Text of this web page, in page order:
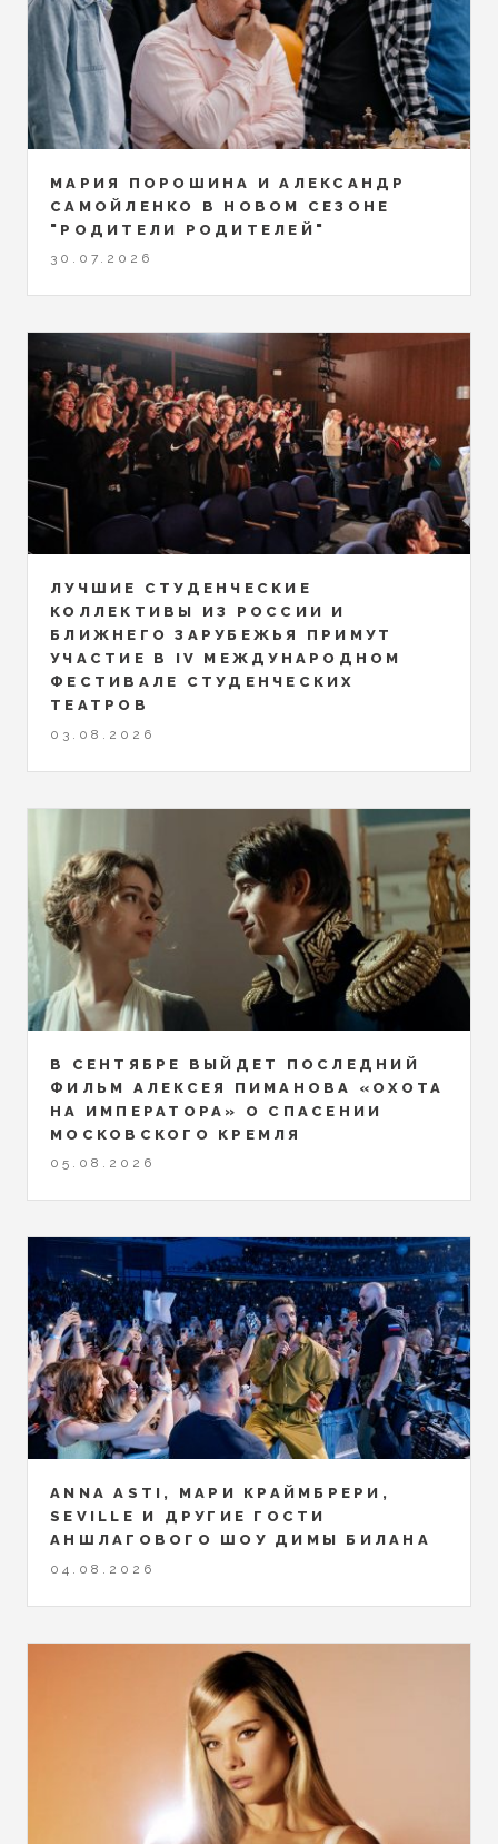
МАРИЯ ПОРОШИНА И АЛЕКСАНДР
САМОЙЛЕНКО В НОВОМ СЕЗОНЕ
"РОДИТЕЛИ РОДИТЕЛЕЙ"
30.07.2026
ЛУЧШИЕ СТУДЕНЧЕСКИЕ
КОЛЛЕКТИВЫ ИЗ РОССИИ И
БЛИЖНЕГО ЗАРУБЕЖЬЯ ПРИМУТ
УЧАСТИЕ В IV МЕЖДУНАРОДНОМ
ФЕСТИВАЛЕ СТУДЕНЧЕСКИХ
ТЕАТРОВ
03.08.2026
В СЕНТЯБРЕ ВЫЙДЕТ ПОСЛЕДНИЙ
ФИЛЬМ АЛЕКСЕЯ ПИМАНОВА «ОХОТА
НА ИМПЕРАТОРА» О СПАСЕНИИ
МОСКОВСКОГО КРЕМЛЯ
05.08.2026
ANNA ASTI, МАРИ КРАЙМБРЕРИ,
SEVILLE И ДРУГИЕ ГОСТИ
АНШЛАГОВОГО ШОУ ДИМЫ БИЛАНА
04.08.2026